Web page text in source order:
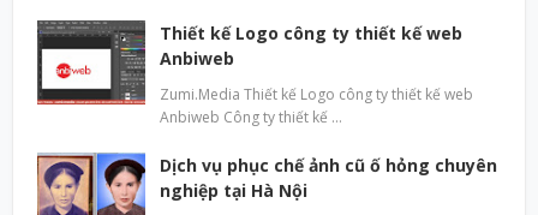
Thiết kế Logo công ty thiết kế web
Anbiweb
Zumi.Media Thiết kế Logo công ty thiết kế web
Anbiweb Công ty thiết kế …
Dịch vụ phục chế ảnh cũ ố hỏng chuyên
nghiệp tại Hà Nội